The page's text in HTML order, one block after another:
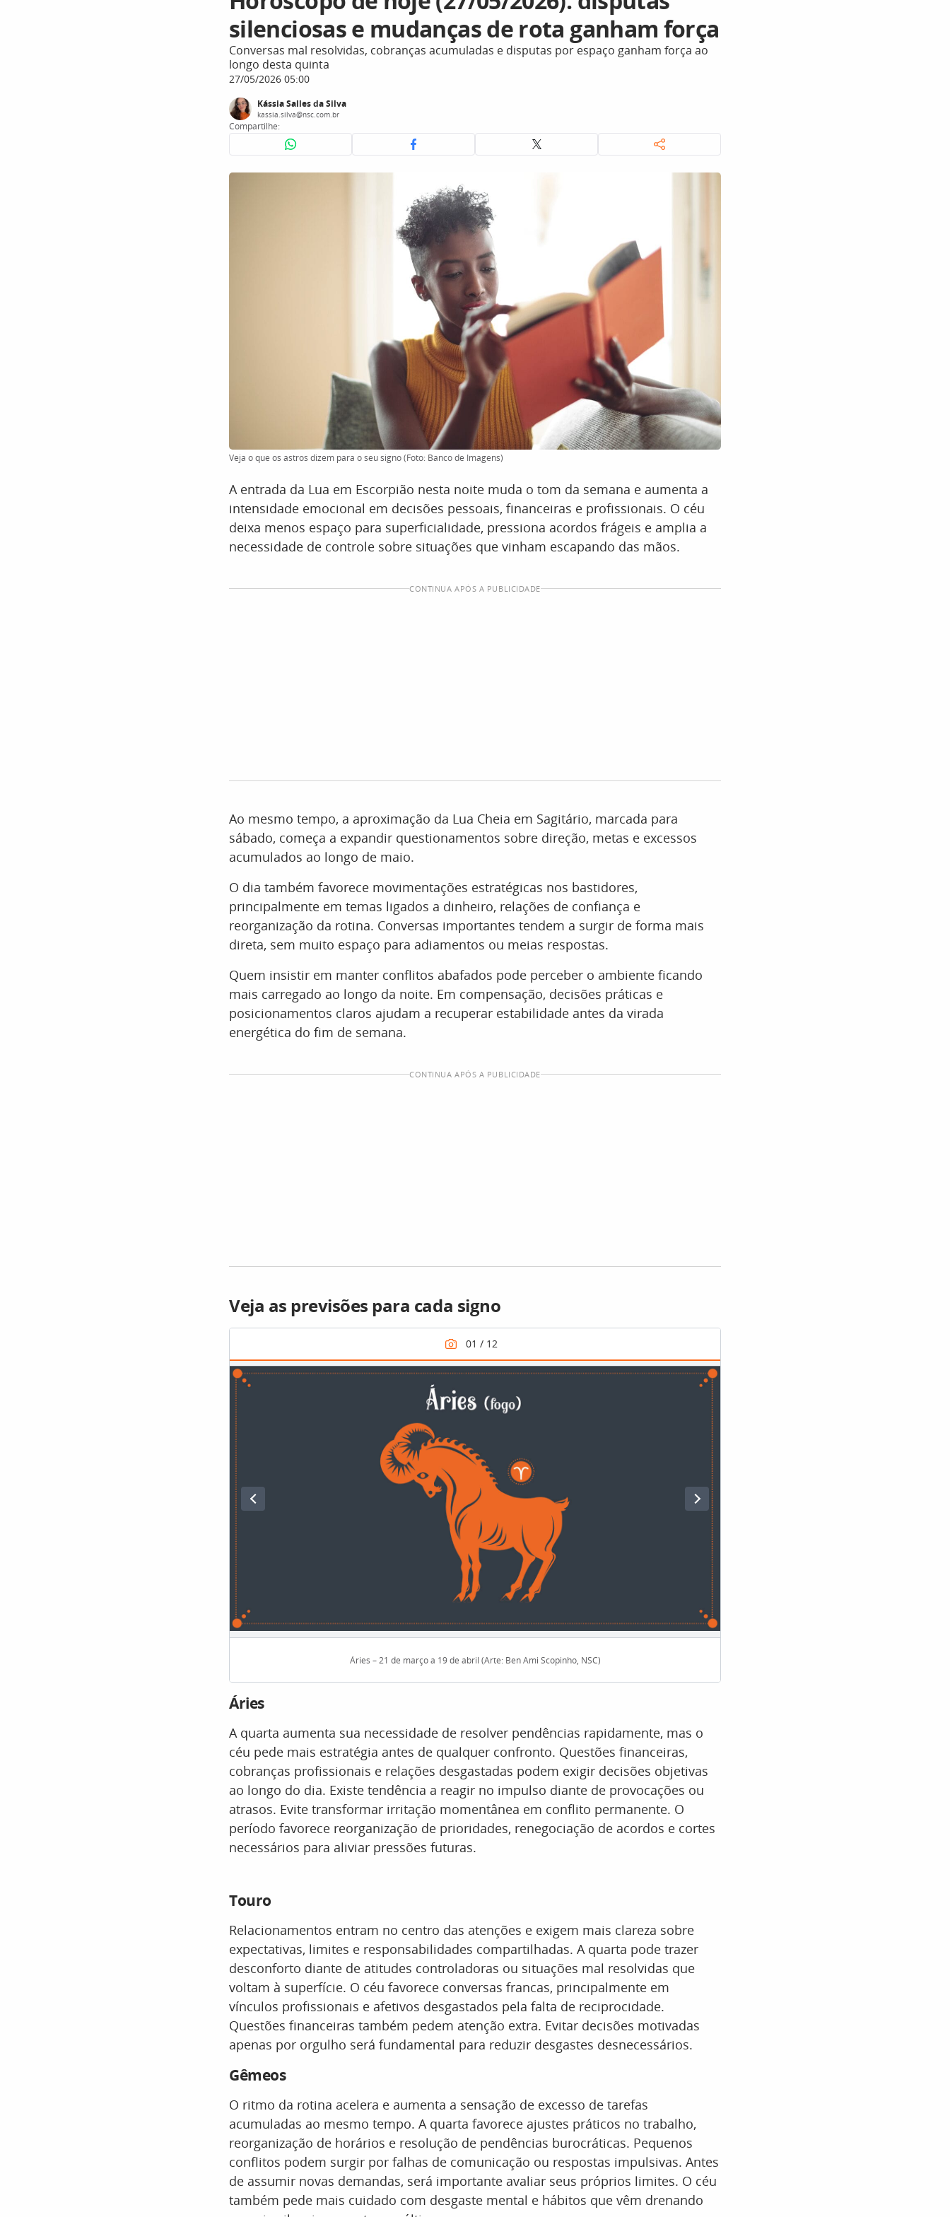
silenciosas e mudanças de rota ganham força
Conversas mal resolvidas, cobranças acumuladas e disputas por espaço ganham força ao
longo desta quinta
27/05/2026 05:00
Kássia Salles da Silva
kassia.silva@nsc.com.br
Compartilhe:
Veja o que os astros dizem para o seu signo (Foto: Banco de Imagens)
A entrada da Lua em Escorpião nesta noite muda o tom da semana e aumenta a
intensidade emocional em decisões pessoais, financeiras e profissionais. O céu
deixa menos espaço para superficialidade, pressiona acordos frágeis e amplia a
necessidade de controle sobre situações que vinham escapando das mãos.
CONTINUA APÓS A PUBLICIDADE
Ao mesmo tempo, a aproximação da Lua Cheia em Sagitário, marcada para
sábado, começa a expandir questionamentos sobre direção, metas e excessos
acumulados ao longo de maio.
O dia também favorece movimentações estratégicas nos bastidores,
principalmente em temas ligados a dinheiro, relações de confiança e
reorganização da rotina. Conversas importantes tendem a surgir de forma mais
direta, sem muito espaço para adiamentos ou meias respostas.
Quem insistir em manter conflitos abafados pode perceber o ambiente ficando
mais carregado ao longo da noite. Em compensação, decisões práticas e
posicionamentos claros ajudam a recuperar estabilidade antes da virada
energética do fim de semana.
CONTINUA APÓS A PUBLICIDADE
Veja as previsões para cada signo
Áries – 21 de março a 19 de abril (Arte: Ben Ami Scopinho, NSC)
Áries
A quarta aumenta sua necessidade de resolver pendências rapidamente, mas o
céu pede mais estratégia antes de qualquer confronto. Questões financeiras,
cobranças profissionais e relações desgastadas podem exigir decisões objetivas
ao longo do dia. Existe tendência a reagir no impulso diante de provocações ou
atrasos. Evite transformar irritação momentânea em conflito permanente. O
período favorece reorganização de prioridades, renegociação de acordos e cortes
necessários para aliviar pressões futuras.
Touro
Relacionamentos entram no centro das atenções e exigem mais clareza sobre
expectativas, limites e responsabilidades compartilhadas. A quarta pode trazer
desconforto diante de atitudes controladoras ou situações mal resolvidas que
voltam à superfície. O céu favorece conversas francas, principalmente em
vínculos profissionais e afetivos desgastados pela falta de reciprocidade.
Questões financeiras também pedem atenção extra. Evitar decisões motivadas
apenas por orgulho será fundamental para reduzir desgastes desnecessários.
Gêmeos
O ritmo da rotina acelera e aumenta a sensação de excesso de tarefas
acumuladas ao mesmo tempo. A quarta favorece ajustes práticos no trabalho,
reorganização de horários e resolução de pendências burocráticas. Pequenos
conflitos podem surgir por falhas de comunicação ou respostas impulsivas. Antes
de assumir novas demandas, será importante avaliar seus próprios limites. O céu
também pede mais cuidado com desgaste mental e hábitos que vêm drenando